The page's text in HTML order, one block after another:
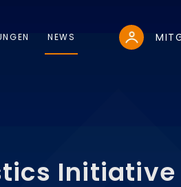
NEWS
In­itia­ti­ve